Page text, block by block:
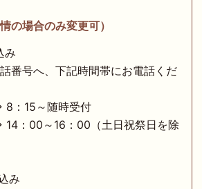
の場合のみ変更可）
み
番号へ、下記時間帯にお電話くだ
8：15～随時受付
：00～16：00（土日祝祭日を除
み